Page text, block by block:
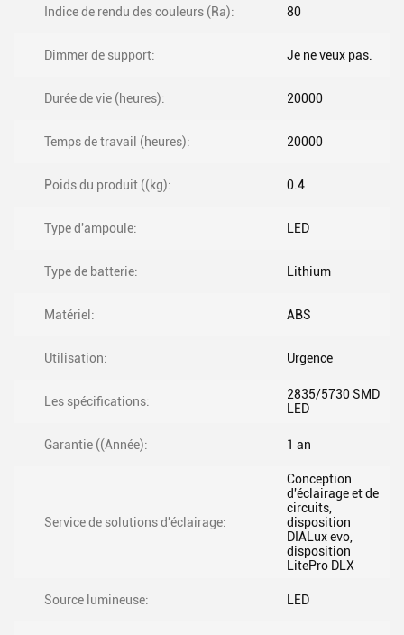
Indice de rendu des couleurs (Ra): 80
Dimmer de support: Je ne veux pas.
Durée de vie (heures): 20000
Temps de travail (heures): 20000
Poids du produit ((kg): 0.4
Type d'ampoule: LED
Type de batterie: Lithium
Matériel: ABS
Utilisation: Urgence
Les spécifications:
2835/5730 SMD
LED
Garantie ((Année): 1 an
Service de solutions d'éclairage:
Conception
d'éclairage et de
circuits,
disposition
DIALux evo,
disposition
LitePro DLX
Source lumineuse: LED